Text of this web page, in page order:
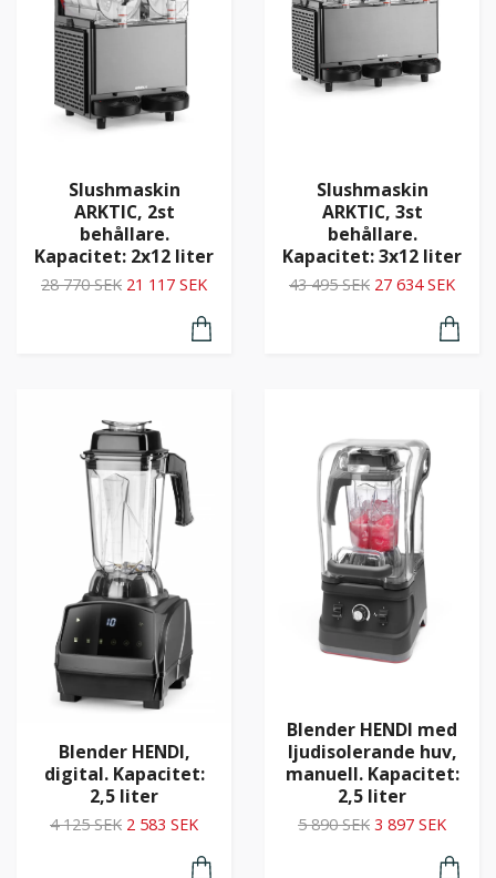
Slushmaskin
ARKTIC, 2st
behållare.
Kapacitet: 2x12 liter
28 770 SEK 21 117 SEK
Slushmaskin
ARKTIC, 3st
behållare.
Kapacitet: 3x12 liter
43 495 SEK 27 634 SEK
Blender HENDI,
digital. Kapacitet:
2,5 liter
4 125 SEK 2 583 SEK
Blender HENDI med
ljudisolerande huv,
manuell. Kapacitet:
2,5 liter
5 890 SEK 3 897 SEK